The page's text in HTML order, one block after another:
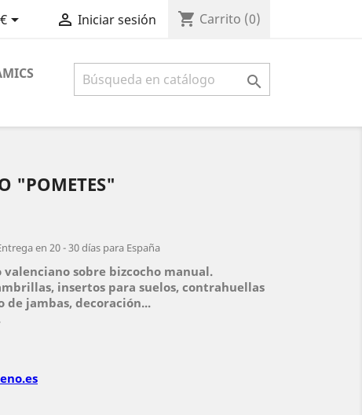
  Iniciar sesión shopping_cart Carrito (0)

"POMETES"
en 20 - 30 días para España
sobre bizcocho manual.
insertos para suelos, contrahuellas
jambas, decoración...